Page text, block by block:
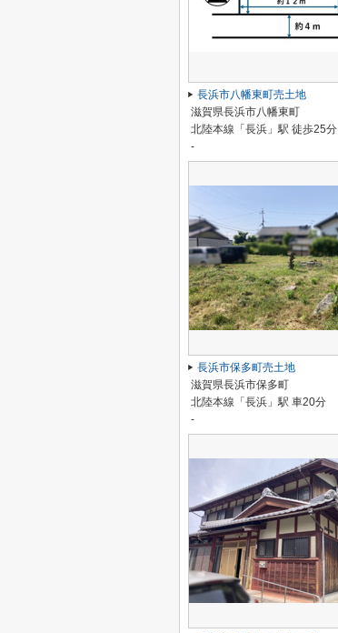
長浜市八幡東町売土地
滋賀県長浜市八幡東町
北陸本線「長浜」駅 徒歩25分
-
長浜市保多町売土地
滋賀県長浜市保多町
北陸本線「長浜」駅 車20分
-